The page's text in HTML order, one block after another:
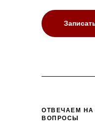
ОТВЕЧАЕМ
ВОПРОСЫ